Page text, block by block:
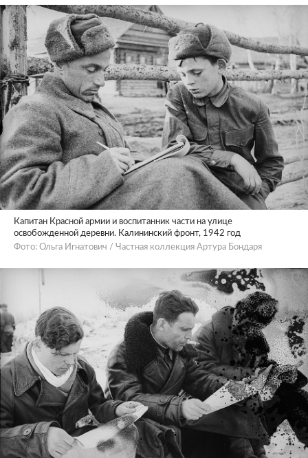
Капитан Красной армии и воспитанник части на улице
освобожденной деревни. Калининский фронт, 1942 год
Фото: Ольга Игнатович / Частная коллекция Артура Бондаря